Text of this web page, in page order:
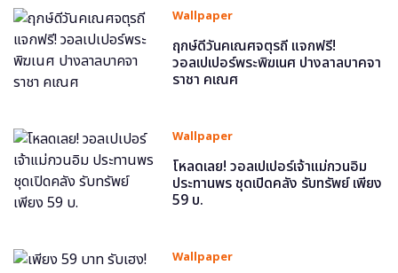
Wallpaper
ฤกษ์ดีวันคเณศจตุรถี แจกฟรี!
วอลเปเปอร์พระพิฆเนศ ปางลาลบาคจา
ราชา คเณศ
Wallpaper
โหลดเลย! วอลเปเปอร์เจ้าแม่กวนอิม
ประทานพร ชุดเปิดคลัง รับทรัพย์ เพียง
59 บ.
Wallpaper